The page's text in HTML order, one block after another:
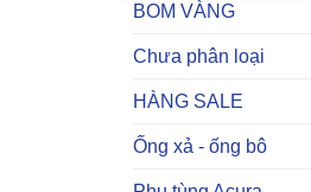
BOM VÀNG
Chưa phân loại
HÀNG SALE
Ống xả - ống bô